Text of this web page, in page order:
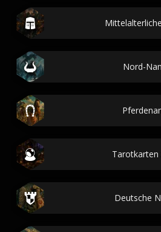
Nord-
Tarotkarten
Deutsche